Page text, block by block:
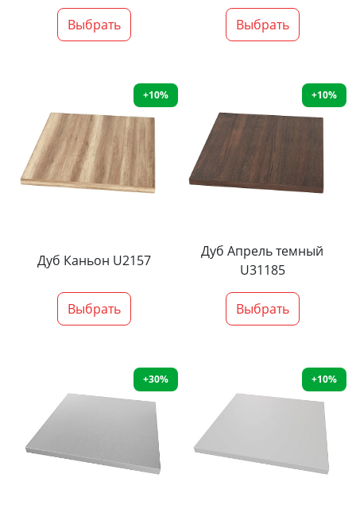
Выбрать Выбрать
+10%
Дуб Каньон U2157
Выбрать
+10%
Дуб Апрель темный
U31185
Выбрать
+30% +10%